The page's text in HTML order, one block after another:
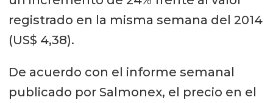
registrado en la misma semana del 2014
(US$ 4,38).
De acuerdo con el informe semanal
publicado por Salmonex, el precio en el